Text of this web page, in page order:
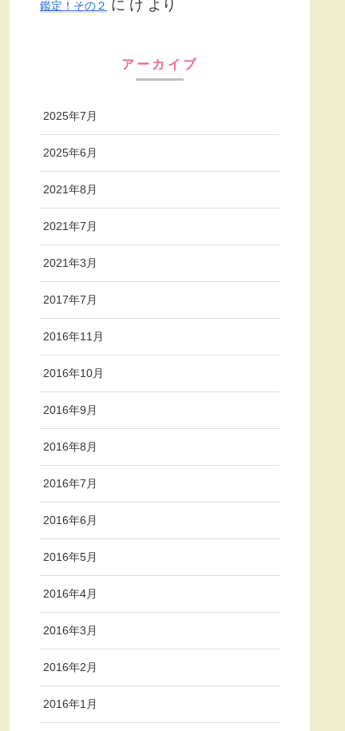
鑑定！その２ に け より
アーカイブ
2025年7月
2025年6月
2021年8月
2021年7月
2021年3月
2017年7月
2016年11月
2016年10月
2016年9月
2016年8月
2016年7月
2016年6月
2016年5月
2016年4月
2016年3月
2016年2月
2016年1月